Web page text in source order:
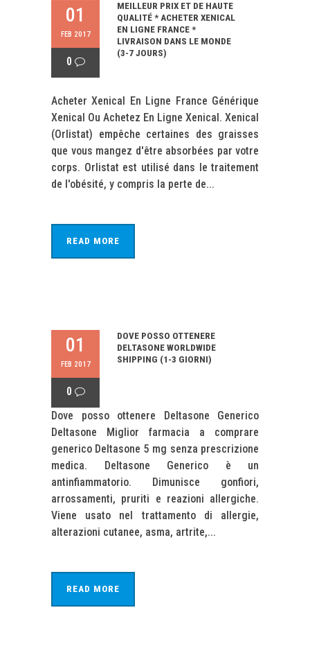
01
FEB 2017
0
MEILLEUR PRIX ET DE HAUTE
QUALITÉ * ACHETER XENICAL
EN LIGNE FRANCE *
LIVRAISON DANS LE MONDE
(3-7 JOURS)
Acheter Xenical En Ligne France Générique
Xenical Ou Achetez En Ligne Xenical. Xenical
(Orlistat) empêche certaines des graisses
que vous mangez d'être absorbées par votre
corps. Orlistat est utilisé dans le traitement
de l'obésité, y compris la perte de...
READ MORE
01
FEB 2017
0
DOVE POSSO OTTENERE
DELTASONE WORLDWIDE
SHIPPING (1-3 GIORNI)
Dove posso ottenere Deltasone Generico
Deltasone Miglior farmacia a comprare
generico Deltasone 5 mg senza prescrizione
medica. Deltasone Generico è un
antinfiammatorio. Dimunisce gonfiori,
arrossamenti, pruriti e reazioni allergiche.
Viene usato nel trattamento di allergie,
alterazioni cutanee, asma, artrite,...
READ MORE